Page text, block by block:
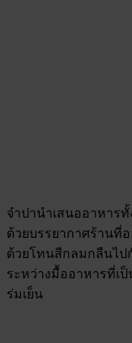
จำปานำเสนออาหารทั้
ด้วยบรรยากาศร้านที่
ด้วยโทนสีกลมกลืนไป
ระหว่างมื้ออาหารที่เ
ร่มเย็น